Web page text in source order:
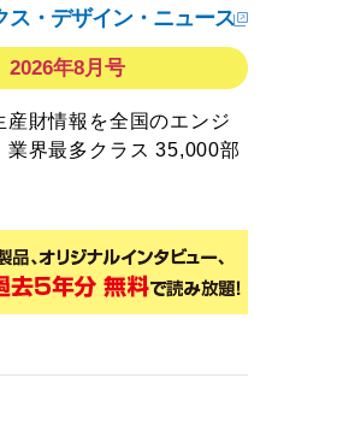
ス・デザイン・ニュース
2026年8月号
産財情報を全国のエンジ
業界最多クラス 35,000部